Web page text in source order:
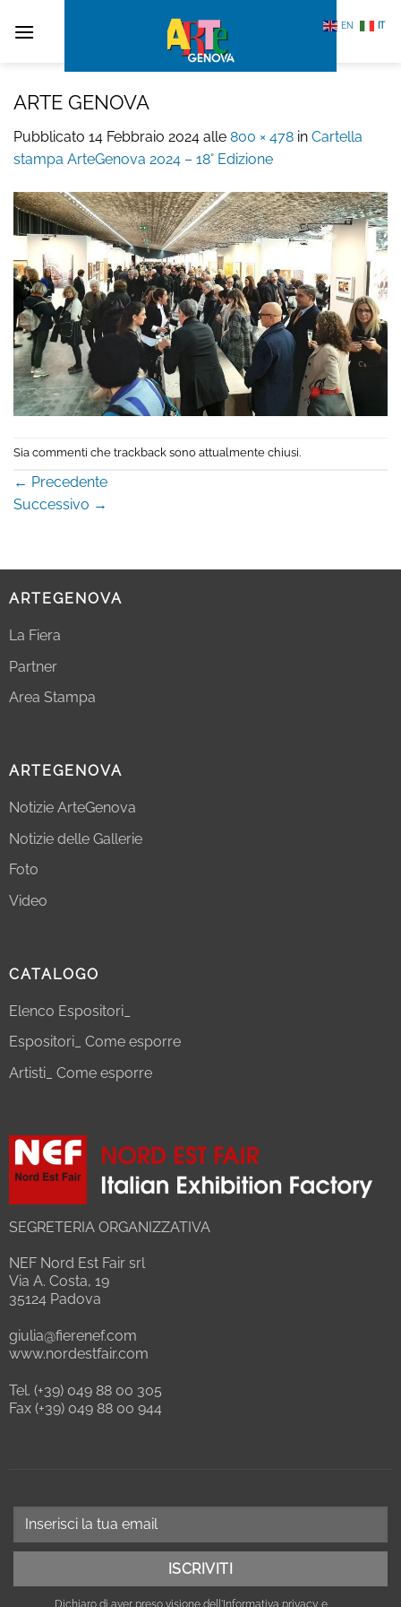
ARTE GENOVA
Pubblicato 14 Febbraio 2024 alle 800 × 478 in Cartella
stampa ArteGenova 2024 – 18° Edizione
Sia commenti che trackback sono attualmente chiusi.
← Precedente
Successivo →
ARTEGENOVA
La Fiera
Partner
Area Stampa
ARTEGENOVA
Notizie ArteGenova
Notizie delle Gallerie
Foto
Video
CATALOGO
Elenco Espositori_
Espositori_ Come esporre
Artisti_ Come esporre
SEGRETERIA ORGANIZZATIVA
NEF Nord Est Fair srl
Via A. Costa, 19
35124 Padova
giulia@fierenef.com
www.nordestfair.com
Tel. (+39) 049 88 00 305
Fax (+39) 049 88 00 944
Dichiaro di aver preso visione dell'Informativa privacy e
EN IT